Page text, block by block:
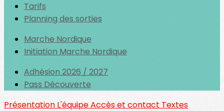
Tarifs
Planning des sorties
Marche Nordique
Initiation Marche Nordique
Adhésion 2026 / 2027
Pass Découverte
Présentation L'équipeAccès et contact Textes